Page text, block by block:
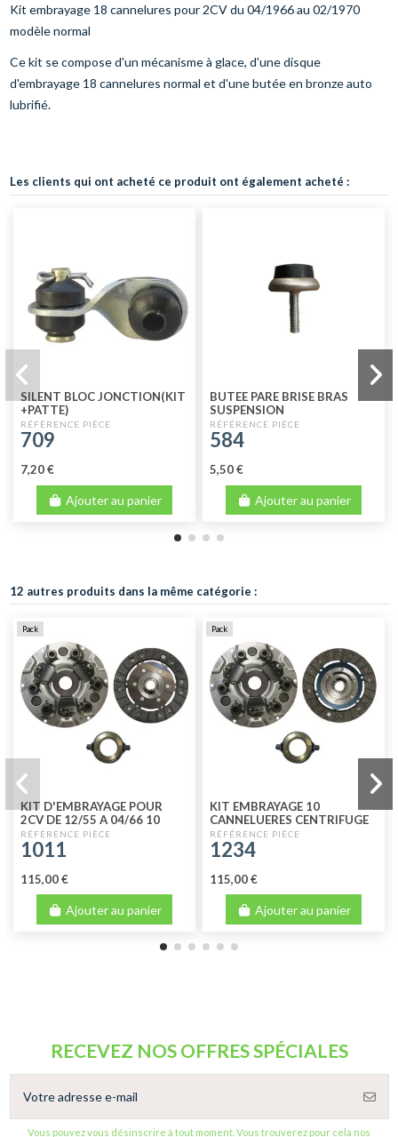
Kit embrayage 18 cannelures pour 2CV du 04/1966 au 02/1970
modèle normal
Ce kit se compose d'un mécanisme à glace, d'une disque
d'embrayage 18 cannelures normal et d'une butée en bronze auto
lubrifié.
Les clients qui ont acheté ce produit ont également acheté :
SILENT BLOC JONCTION(KIT
+PATTE)
709
7,20 €
Ajouter au panier
BUTEE PARE BRISE BRAS
SUSPENSION
584
5,50 €
Ajouter au panier
12 autres produits dans la même catégorie :
Pack
KIT D'EMBRAYAGE POUR
2CV DE 12/55 A 04/66 10
CANNELURES MODÈLE
NORMAL
1011
115,00 €
Ajouter au panier
Pack
KIT EMBRAYAGE 10
CANNELUERES CENTRIFUGE
1234
115,00 €
Ajouter au panier
RECEVEZ NOS OFFRES SPÉCIALES
Vous pouvez vous désinscrire à tout moment. Vous trouverez pour cela nos